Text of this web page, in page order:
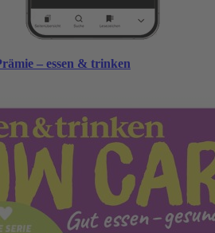
– essen & trinken